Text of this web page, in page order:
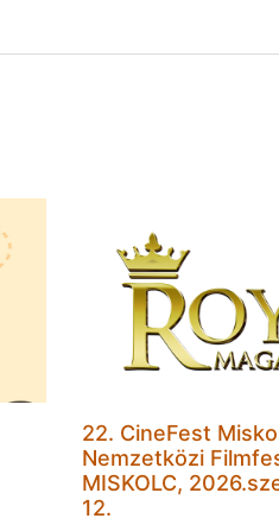
22. CineFest
Nemzetközi
MISKOLC,
12.